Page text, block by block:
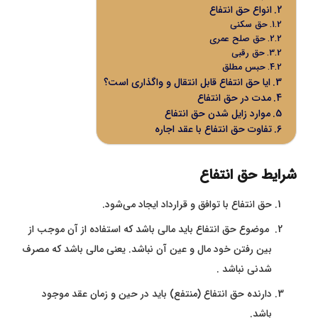
انواع حق انتفاع
حق سکنی
حق صلح عمری
حق رقبی
حبس مطلق
ایا حق انتفاع قابل انتقال و واگذاری است؟
مدت در حق انتفاع
موارد زایل شدن حق انتفاع
تفاوت حق انتفاع با عقد اجاره
شرایط حق انتفاع
حق انتفاع با توافق و قرارداد ایجاد می‌شود.
موضوع حق انتفاع باید مالی باشد که استفاده از آن موجب از
بین رفتن خود مال و عین آن نباشد. یعنی مالی باشد که مصرف
شدنی نباشد .
دارنده حق انتفاع (منتفع) باید در حین و زمان عقد موجود
باشد.